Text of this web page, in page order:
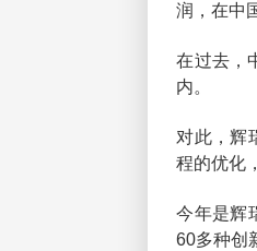
润，在中
在过去，
内。
对此，辉
程的优化
今年是辉
60多种创